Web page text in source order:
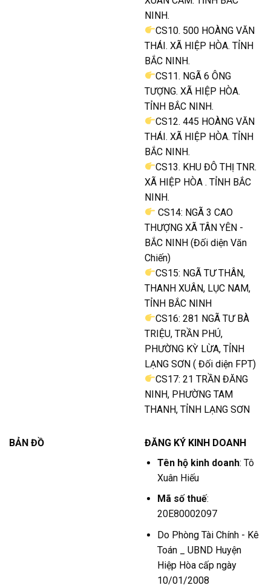
NINH.
CS10. 500 HOÀNG VĂN
THÁI. XÃ HIỆP HÒA. TỈNH
BẮC NINH.
CS11. NGÃ 6 ÔNG
TƯỢNG. XÃ HIỆP HÒA.
TỈNH BẮC NINH.
CS12. 445 HOÀNG VĂN
THÁI. XÃ HIỆP HÒA. TỈNH
BẮC NINH.
CS13. KHU ĐÔ THỊ TNR.
XÃ HIỆP HÒA . TỈNH BẮC
NINH.
CS14: NGÃ 3 CAO
THƯỢNG XÃ TÂN YÊN -
BẮC NINH (Đối diện Văn
Chiến)
CS15: NGÃ TƯ THÂN,
THANH XUÂN, LỤC NAM,
TỈNH BẮC NINH
CS16: 281 NGÃ TƯ BÀ
TRIỆU, TRẦN PHÚ,
PHƯỜNG KỲ LỪA, TỈNH
LẠNG SƠN ( Đối diện FPT)
CS17: 21 TRẦN ĐĂNG
NINH, PHƯỜNG TAM
THANH, TỈNH LẠNG SƠN
BẢN ĐỒ
ĐĂNG KÝ KINH DOANH
Tên hộ kinh doanh: Tô
Xuân Hiếu
Mã số thuế:
20E80002097
Do Phòng Tài Chính - Kê
Toán _ UBND Huyện
Hiệp Hòa cấp ngày
10/01/2008